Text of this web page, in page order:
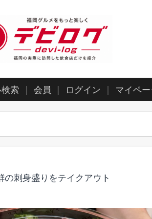
索 会員 ログイン マイペ
刺身盛りをテイクアウト